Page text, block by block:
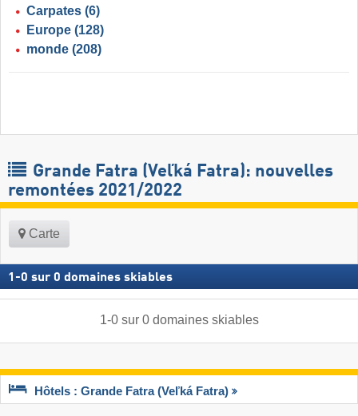
Carpates (6)
Europe (128)
monde (208)
Grande Fatra (Veľká Fatra): nouvelles
remontées 2021/2022
Carte
1 -0 sur 0 domaines skiables
1-0sur 0 domaines skiables
Hôtels : Grande Fatra (Veľká Fatra)